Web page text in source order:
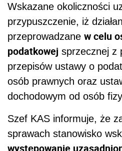
Wskazane okoliczności
przypuszczenie, iż
przeprowadzane w celu
podatkowej sprzecznej z
przepisów ustawy o
osób prawnych oraz
dochodowym od osób
Szef KAS informuje, że
sprawach stanowisko
występowanie